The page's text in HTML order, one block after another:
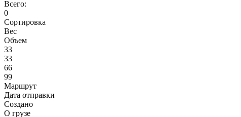
Всего:
0
Сортировка
Вес
Объем
33
33
66
99
Маршрут
Дата отправки
Создано
О грузе